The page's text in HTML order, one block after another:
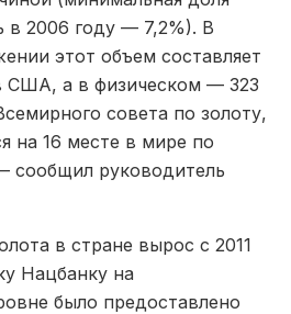
в 2006 году — 7,2%). В
этот объем составляет
США, а в физическом — 323
совета по золоту,
на 16 месте в мире по
сообщил руководитель
в стране вырос с 2011
Нацбанку на
было предоставлено